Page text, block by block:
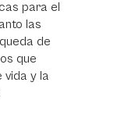
para el
las
de
que
vida y la